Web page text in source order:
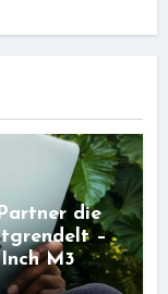
die
–
M3